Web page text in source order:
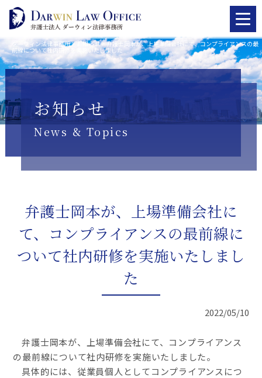
ダーウィン法律事務所>お知らせ>弁護士岡本が、上場準備会社にて、コンプライアンスの最
前線について社内研修を実施いたしました
お知らせ
News & Topics
弁護士岡本が、上場準備会社に
て、コンプライアンスの最前線に
ついて社内研修を実施いたしまし
た
2022/05/10
弁護士岡本が、上場準備会社にて、コンプライアンス
の最前線について社内研修を実施いたしました。
具体的には、従業員個人としてコンプライアンスにつ